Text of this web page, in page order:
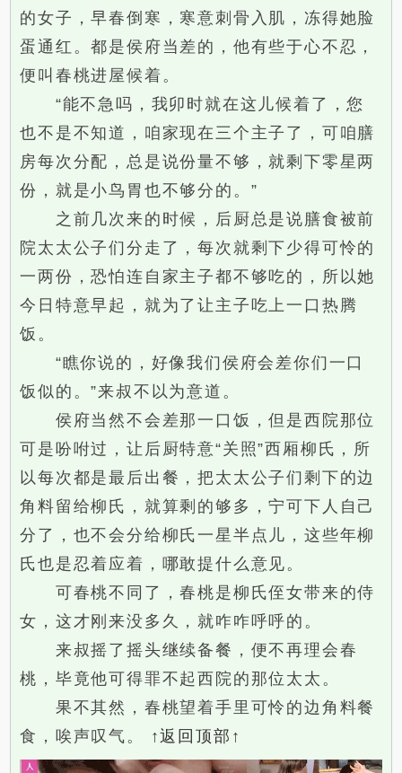
的女子，早春倒寒，寒意刺骨入肌，冻得她脸
蛋通红。都是侯府当差的，他有些于心不忍，
便叫春桃进屋候着。
“能不急吗，我卯时就在这儿候着了，您
也不是不知道，咱家现在三个主子了，可咱膳
房每次分配，总是说份量不够，就剩下零星两
份，就是小鸟胃也不够分的。”
之前几次来的时候，后厨总是说膳食被前
院太太公子们分走了，每次就剩下少得可怜的
一两份，恐怕连自家主子都不够吃的，所以她
今日特意早起，就为了让主子吃上一口热腾
饭。
“瞧你说的，好像我们侯府会差你们一口
饭似的。”来叔不以为意道。
侯府当然不会差那一口饭，但是西院那位
可是吩咐过，让后厨特意“关照”西厢柳氏，所
以每次都是最后出餐，把太太公子们剩下的边
角料留给柳氏，就算剩的够多，宁可下人自己
分了，也不会分给柳氏一星半点儿，这些年柳
氏也是忍着应着，哪敢提什么意见。
可春桃不同了，春桃是柳氏侄女带来的侍
女，这才刚来没多久，就咋咋呼呼的。
来叔摇了摇头继续备餐，便不再理会春
桃，毕竟他可得罪不起西院的那位太太。
果不其然，春桃望着手里可怜的边角料餐
食，唉声叹气。
↑返回顶部↑